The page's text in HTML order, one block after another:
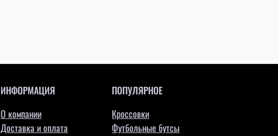
ИНФОРМАЦИЯ
О компании
Доставка и оплата
ПОПУЛЯРНОЕ
Кроссовки
Футбольные бутсы